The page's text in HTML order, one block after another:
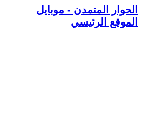
الحوار المتمدن - موبايل
الموقع الرئيسي